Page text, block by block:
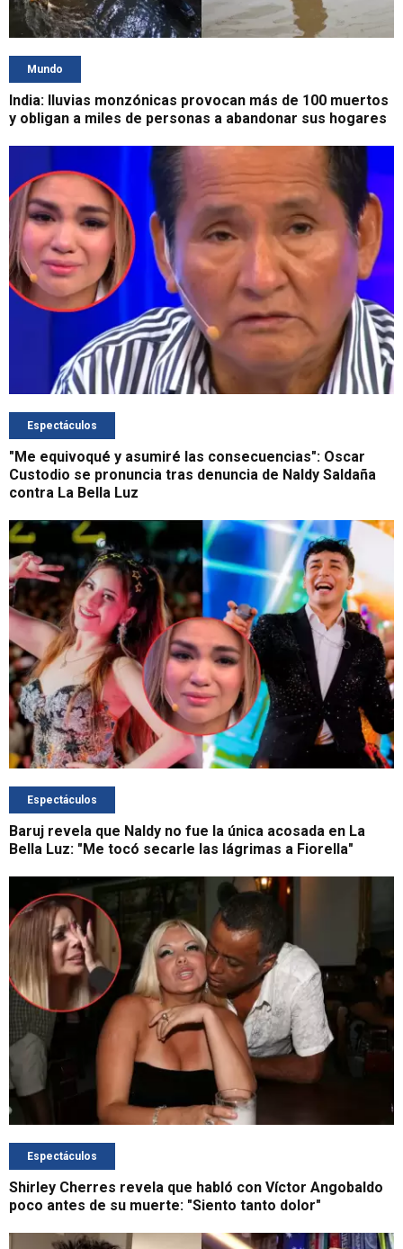
Mundo
India: lluvias monzónicas provocan más de 100 muertos
y obligan a miles de personas a abandonar sus hogares
Espectáculos
"Me equivoqué y asumiré las consecuencias": Oscar
Custodio se pronuncia tras denuncia de Naldy Saldaña
contra La Bella Luz
Espectáculos
Baruj revela que Naldy no fue la única acosada en La
Bella Luz: "Me tocó secarle las lágrimas a Fiorella"
Espectáculos
Shirley Cherres revela que habló con Víctor Angobaldo
poco antes de su muerte: "Siento tanto dolor"